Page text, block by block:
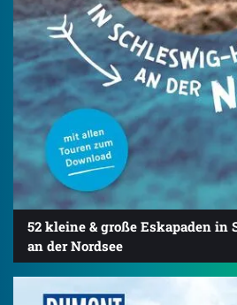
52 kleine & große Eskapaden
an der Nordsee